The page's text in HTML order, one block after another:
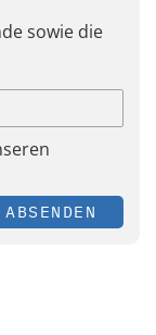
sowie die
ABSENDEN